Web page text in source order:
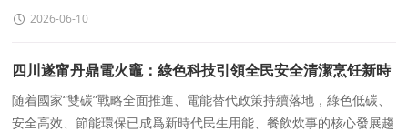
的40位海外僑界代表人士齊聚椰城
2026-06-10
四川遂甯丹鼎電火竈：綠色科技引領全民安全清潔烹饪新時
代
随着國家“雙碳”戰略全面推進、電能替代政策持續落地，綠色低碳、
安全高效、節能環保已成爲新時代民生用能、餐飲炊事的核心發展趨